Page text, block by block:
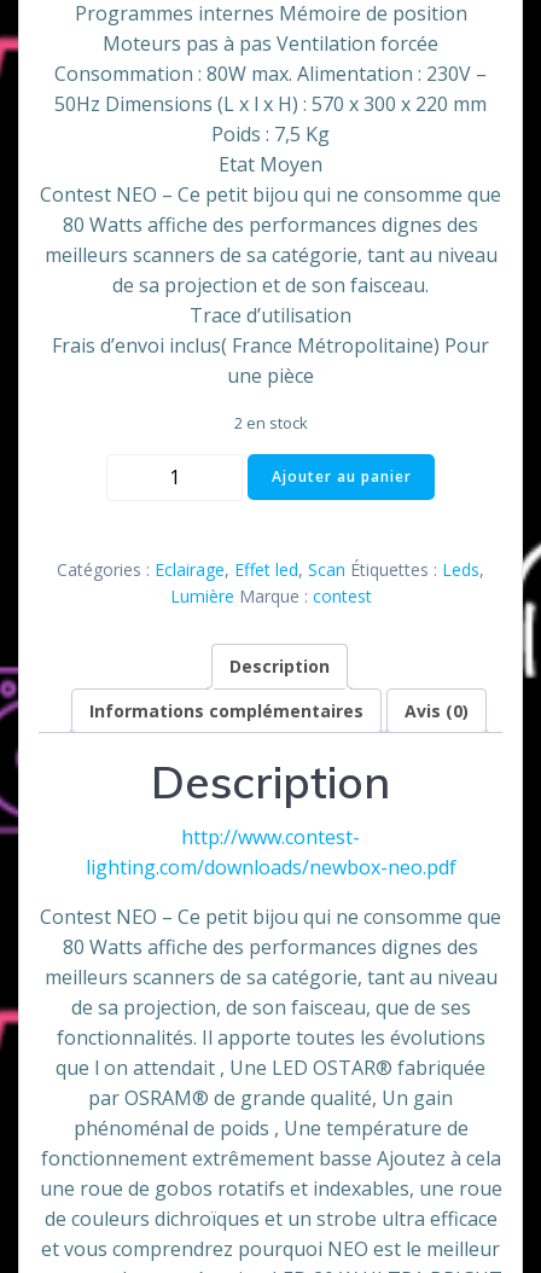
Programmes internes Mémoire de position
Moteurs pas à pas Ventilation forcée
Consommation : 80W max. Alimentation : 230V –
50Hz Dimensions (L x l x H) : 570 x 300 x 220 mm
Poids : 7,5 Kg
Etat Moyen
Contest NEO – Ce petit bijou qui ne consomme que
80 Watts affiche des performances dignes des
meilleurs scanners de sa catégorie, tant au niveau
de sa projection et de son faisceau.
Trace d’utilisation
Frais d’envoi inclus( France Métropolitaine) Pour
une pièce
2 en stock
quantité
Contest
Ajouter au panier
Catégories : Eclairage, Effet led, Scan Étiquettes : Leds,
Lumière Marque : contest
Description
Informations complémentaires
Avis (0)
Description
http://www.contest-
lighting.com/downloads/newbox-neo.pdf
Contest NEO – Ce petit bijou qui ne consomme que
80 Watts affiche des performances dignes des
meilleurs scanners de sa catégorie, tant au niveau
de sa projection, de son faisceau, que de ses
fonctionnalités. Il apporte toutes les évolutions
que l on attendait , Une LED OSTAR® fabriquée
par OSRAM® de grande qualité, Un gain
phénoménal de poids , Une température de
fonctionnement extrêmement basse Ajoutez à cela
une roue de gobos rotatifs et indexables, une roue
de couleurs dichroïques et un strobe ultra efficace
et vous comprendrez pourquoi NEO est le meilleur